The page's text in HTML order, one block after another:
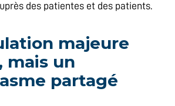
des patientes et des patients.
majeure
mais un
partagé